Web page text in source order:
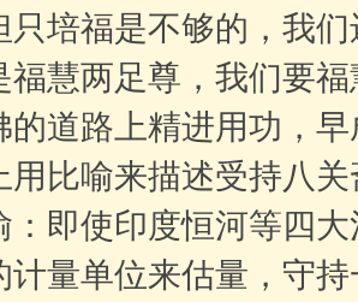
只培福是不够的，我
福慧两足尊，我们要
的道路上精进用功，
喻来描述受持八关
：即使印度恒河等四
计量单位来估量，守